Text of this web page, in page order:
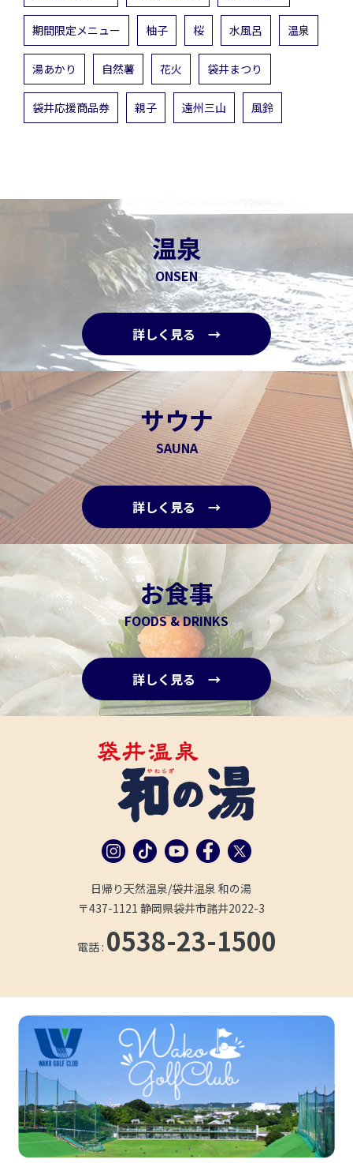
期間限定メニュー 柚子 桜 水風呂 温泉
湯あかり 自然薯 花火 袋井まつり
袋井応援商品券 親子 遠州三山 風鈴
温泉
ONSEN
詳しく見る →
サウナ
SAUNA
詳しく見る →
お食事
FOODS & DRINKS
詳しく見る →
日帰り天然温泉/袋井温泉 和の湯
〒437-1121 静岡県袋井市諸井2022-3
電話 : 0538-23-1500